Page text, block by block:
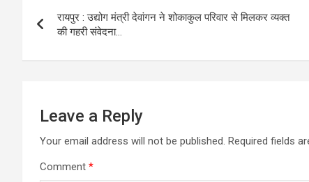
navigation
रायपुर : उद्योग मंत्री देवांगन ने शोकाकुल परिवार से मिलकर व्यक्त
की गहरी संवेदना…
Leave a Reply
Your email address will not be published. Required fields
Comment *